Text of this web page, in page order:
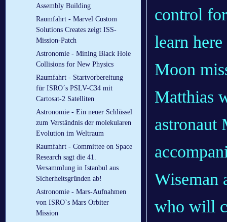
Assembly Building
Raumfahrt - Marvel Custom
Solutions Creates zeigt ISS-
Mission-Patch
Astronomie - Mining Black Hole
Collisions for New Physics
Raumfahrt - Startvorbereitung
für ISRO´s PSLV-C34 mit
Cartosat-2 Satelliten
Astronomie - Ein neuer Schlüssel
zum Verständnis der molekularen
Evolution im Weltraum
Raumfahrt - Committee on Space
Research sagt die 41.
Versammlung in Istanbul aus
Sicherheitsgründen ab!
Astronomie - Mars-Aufnahmen
von ISRO`s Mars Orbiter
Mission
control
learn
Moon
Matthias
astronaut
Wiseman
who will